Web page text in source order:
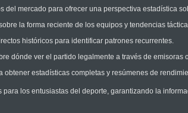
del mercado para ofrecer una perspectiva estadística
la forma reciente de los equipos y tendencias
históricos para identificar patrones recurrentes.
dónde ver el partido legalmente a través de emisoras
obtener estadísticas completas y resúmenes de
los entusiastas del deporte, garantizando la